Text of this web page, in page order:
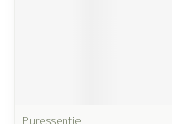
Puressentiel